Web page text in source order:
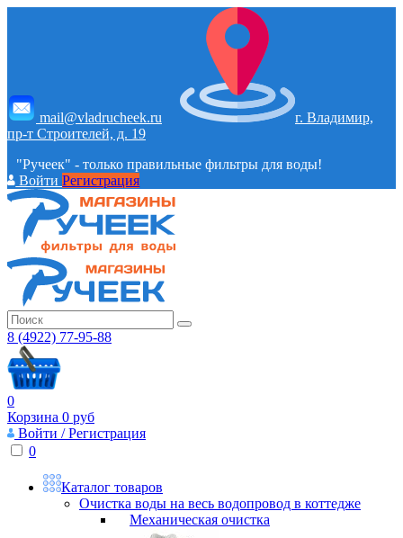
mail@vladrucheek.ru
г. Владимир,
пр-т Строителей, д. 19
"Ручеек" - только правильные фильтры для воды!
ВойтиРегистрация
8 (4922) 77-95-88
0
Корзина 0 руб
Войти / Регистрация
0
Каталог товаров
Очистка воды на весь водопровод в коттедже
Механическая очистка